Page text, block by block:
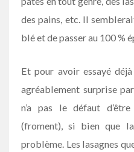
des pains, etc. Il
blé et de passer au 100 %
Et pour avoir essayé
agréablement surprise
n’a pas le défaut
(froment), si bien que
problème. Les lasagnes